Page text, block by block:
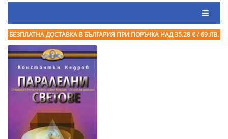
БЕЗПЛАТНА ДОСТАВКА В БЪЛГАРИЯ ПРИ ПОРЪЧКА НАД 35.28 € / 69 ЛВ.